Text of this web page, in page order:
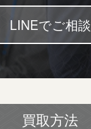
LINEでご相談
買取方法